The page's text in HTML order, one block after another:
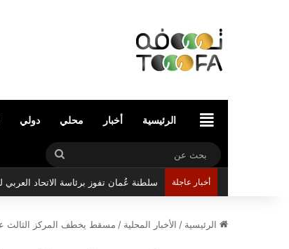
الرئيسيةالرئيسية أخبار محلي دولي
بحث
عن
أخبار عاجلة سلطنة عُمان تفوز برئاسة الاتحاد
الرئيسية / الأخبار المحلية / مسقط يخطف المركز الثالث